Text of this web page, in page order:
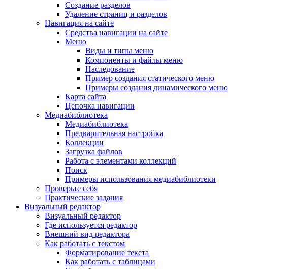
Создание разделов
Удаление страниц и разделов
Навигация на сайте
Средства навигации на сайте
Меню
Виды и типы меню
Компоненты и файлы меню
Наследование
Пример создания статического меню
Примеры создания динамического меню
Карта сайта
Цепочка навигации
Медиабиблиотека
Медиабиблиотека
Предварительная настройка
Коллекции
Загрузка файлов
Работа с элементами коллекций
Поиск
Примеры использования медиабиблиотеки
Проверьте себя
Практические задания
Визуальный редактор
Визуальный редактор
Где используется редактор
Внешний вид редактора
Как работать с текстом
Форматирование текста
Как работать с таблицами